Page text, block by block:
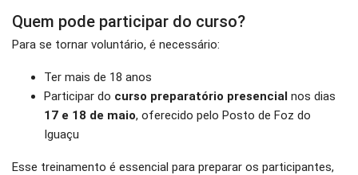
Quem pode participar do curso?
Para se tornar voluntário, é necessário:
Ter mais de 18 anos
Participar do curso preparatório presencial nos dias
17 e 18 de maio, oferecido pelo Posto de Foz do
Iguaçu
Esse treinamento é essencial para preparar os participantes,